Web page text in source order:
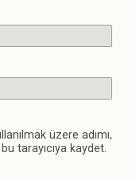
üzere adımı,
tarayıcıya kaydet.